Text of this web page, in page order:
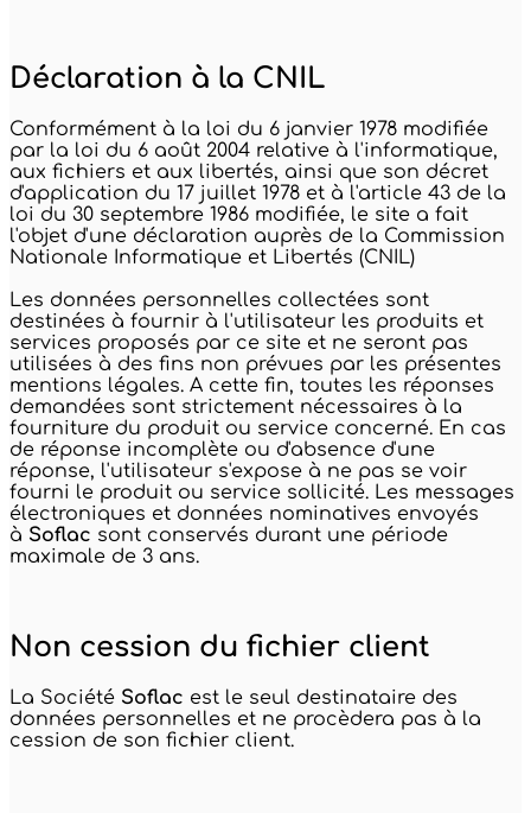
Déclaration à la CNIL
Conformément à la loi du 6 janvier 1978 modifiée
par la loi du 6 août 2004 relative à l'informatique,
aux fichiers et aux libertés, ainsi que son décret
d'application du 17 juillet 1978 et à l'article 43 de la
loi du 30 septembre 1986 modifiée, le site a fait
l'objet d'une déclaration auprès de la Commission
Nationale Informatique et Libertés (CNIL)
Les données personnelles collectées sont
destinées à fournir à l'utilisateur les produits et
services proposés par ce site et ne seront pas
utilisées à des fins non prévues par les présentes
mentions légales. A cette fin, toutes les réponses
demandées sont strictement nécessaires à la
fourniture du produit ou service concerné. En cas
de réponse incomplète ou d'absence d'une
réponse, l'utilisateur s'expose à ne pas se voir
fourni le produit ou service sollicité. Les messages
électroniques et données nominatives envoyés
à Soflac sont conservés durant une période
maximale de 3 ans.
Non cession du fichier client
La Société Soflac est le seul destinataire des
données personnelles et ne procèdera pas à la
cession de son fichier client.